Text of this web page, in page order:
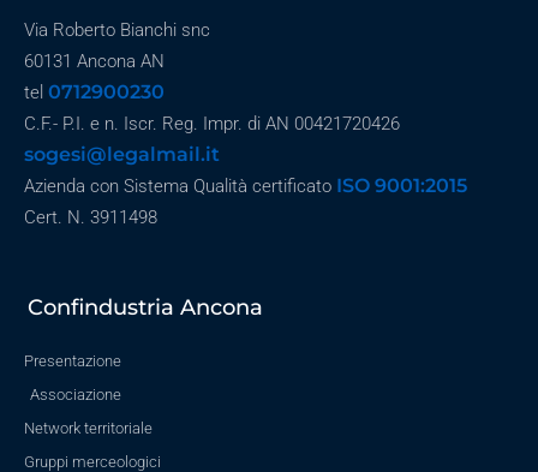
Via Roberto Bianchi snc
60131 Ancona AN
tel 0712900230
C.F.- P.I. e n. Iscr. Reg. Impr. di AN 00421720426
sogesi@legalmail.it
Azienda con Sistema Qualità certificato ISO 9001:2015
Cert. N. 3911498
Confindustria Ancona
Presentazione
Associazione
Network territoriale
Gruppi merceologici